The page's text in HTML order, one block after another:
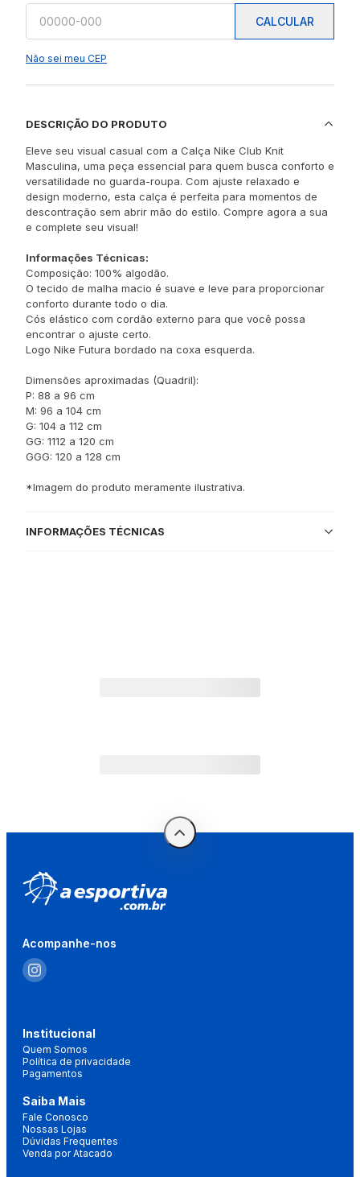
CALCULAR
Não sei meu CEP
DESCRIÇÃO DO PRODUTO
Eleve seu visual casual com a Calça Nike Club Knit
Masculina, uma peça essencial para quem busca conforto e
versatilidade no guarda-roupa. Com ajuste relaxado e
design moderno, esta calça é perfeita para momentos de
descontração sem abrir mão do estilo. Compre agora a sua
e complete seu visual!
Informações Técnicas:
Composição: 100% algodão.
O tecido de malha macio é suave e leve para proporcionar
conforto durante todo o dia.
Cós elástico com cordão externo para que você possa
encontrar o ajuste certo.
Logo Nike Futura bordado na coxa esquerda.
Dimensões aproximadas (Quadril):
P: 88 a 96 cm
M: 96 a 104 cm
G: 104 a 112 cm
GG: 1112 a 120 cm
GGG: 120 a 128 cm
*Imagem do produto meramente ilustrativa.
INFORMAÇÕES TÉCNICAS
Acompanhe-nos
Institucional
Quem Somos
Política de privacidade
Pagamentos
Saiba Mais
Fale Conosco
Nossas Lojas
Dúvidas Frequentes
Venda por Atacado